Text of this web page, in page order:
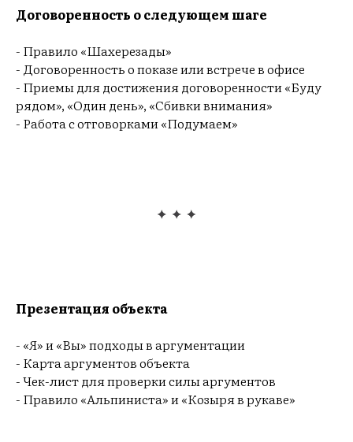
Договоренность о следующем шаге
- Правило «Шахерезады»
- Договоренность о показе или встрече в офисе
- Приемы для достижения договоренности «Буду
рядом», «Один день», «Сбивки внимания»
- Работа с отговорками «Подумаем»
Презентация объекта
- «Я» и «Вы» подходы в аргументации
- Карта аргументов объекта
- Чек-лист для проверки силы аргументов
- Правило «Альпиниста» и «Козыря в рукаве»